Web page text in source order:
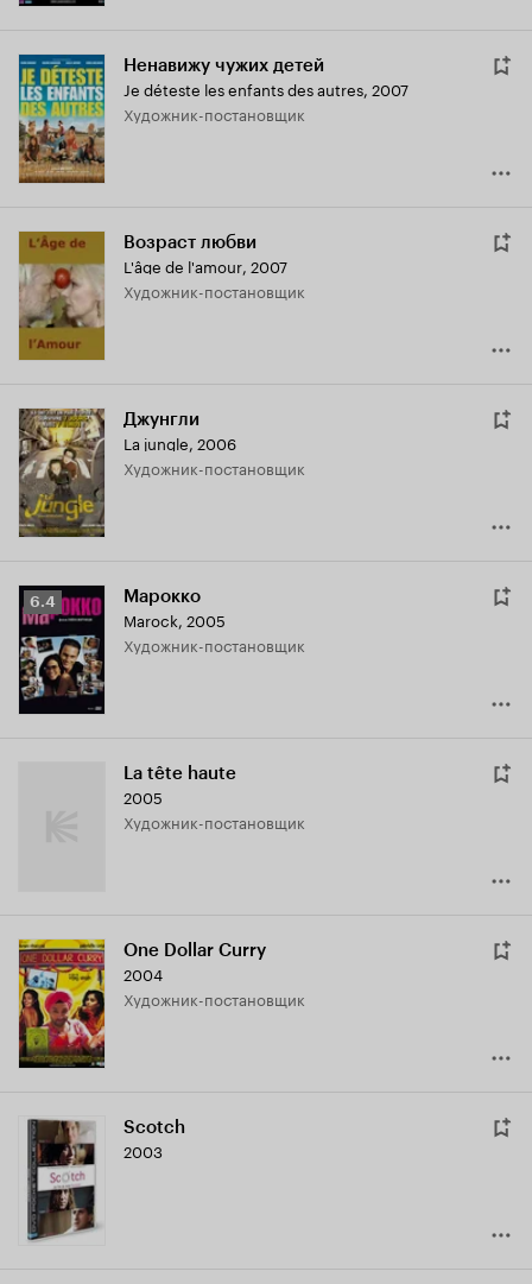
Ненавижу чужих детей
Je déteste les enfants des autres, 2007
Художник-постановщик
Возраст любви
L'âge de l'amour, 2007
Художник-постановщик
Джунгли
La jungle, 2006
Художник-постановщик
Рейтинг
Кинопоиска
6.4
6.4 Марокко
Marock, 2005
Художник-постановщик
La tête haute
2005
Художник-постановщик
One Dollar Curry
2004
Художник-постановщик
Scotch
2003